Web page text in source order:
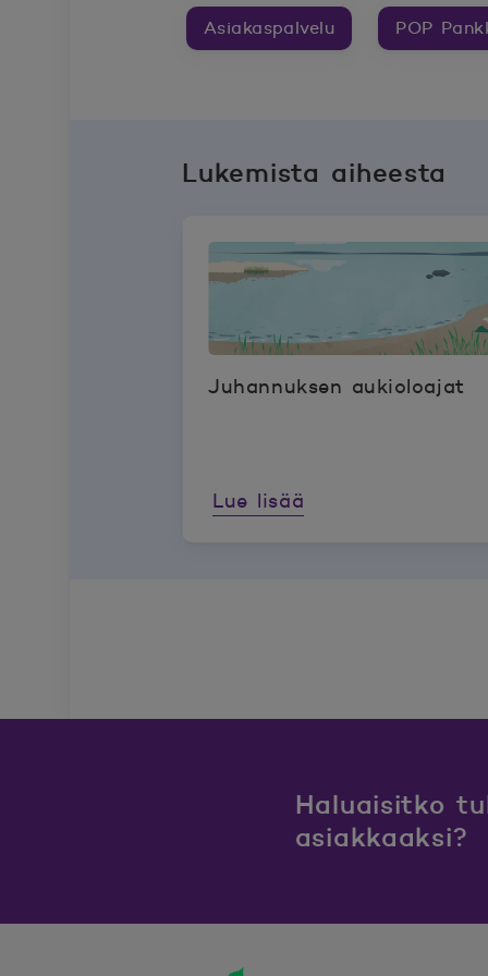
Asiakaspalvelu POP
Lukemista aiheesta
Juhannuksen aukioloajat
Lue lisää
Haluaisitko
asiakkaaksi?